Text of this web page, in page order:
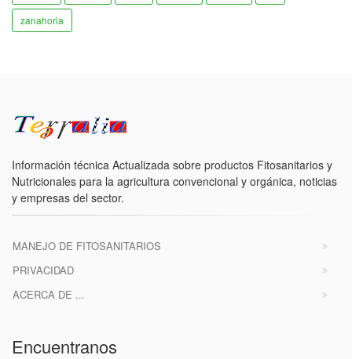
zanahoria
Información técnica Actualizada sobre productos Fitosanitarios y
Nutricionales para la agricultura convencional y orgánica, noticias
y empresas del sector.
MANEJO DE FITOSANITARIOS
PRIVACIDAD
ACERCA DE ...
Encuentranos